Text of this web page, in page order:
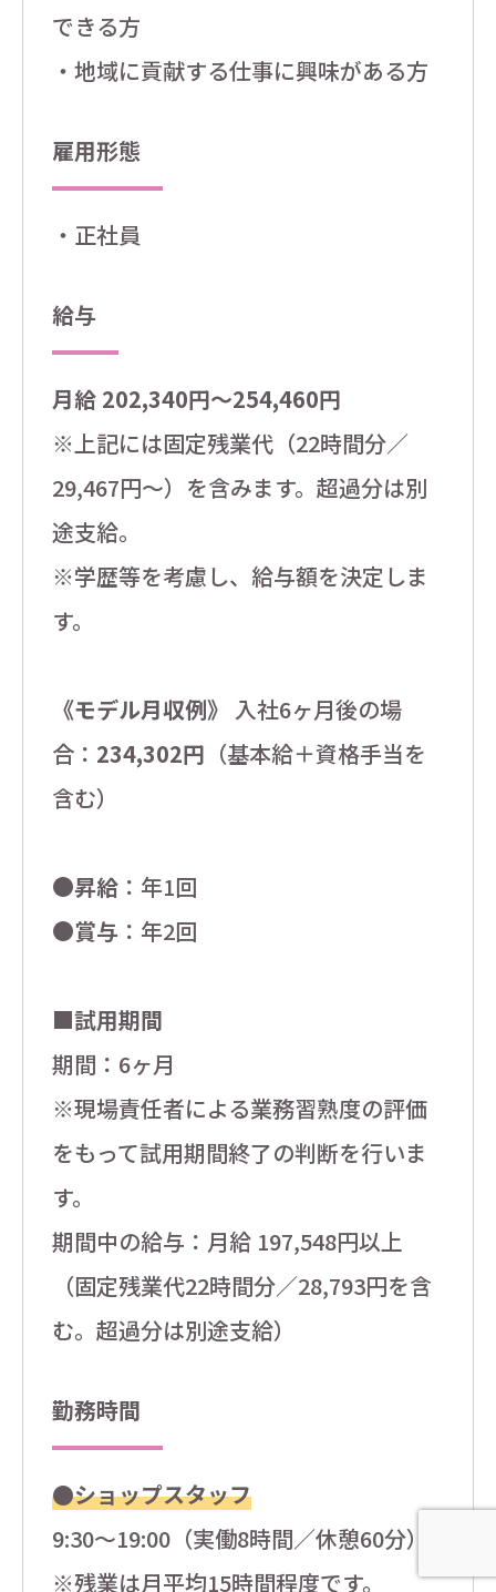
できる方
・地域に貢献する仕事に興味がある方
雇用形態
・正社員
給与
月給 202,340円～254,460円
※上記には固定残業代（22時間分／
29,467円～）を含みます。超過分は別
途支給。
※学歴等を考慮し、給与額を決定しま
す。
《モデル月収例》 入社6ヶ月後の場
合： 234,302円 （基本給＋資格手当を
含む）
●昇給：年1回
●賞与 ：年2回
■試用期間
期間：6ヶ月
※現場責任者による業務習熟度の評価
をもって試用期間終了の判断を行いま
す。
期間中の給与：月給 197,548円以上
（固定残業代22時間分／28,793円を含
む。超過分は別途支給）
勤務時間
●ショップスタッフ
9:30～19:00（実働8時間／休憩60分）
※残業は月平均15時間程度です。